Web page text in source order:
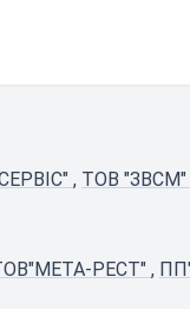
, ТОВ "ЗВСМ"
РЕСТ" ,